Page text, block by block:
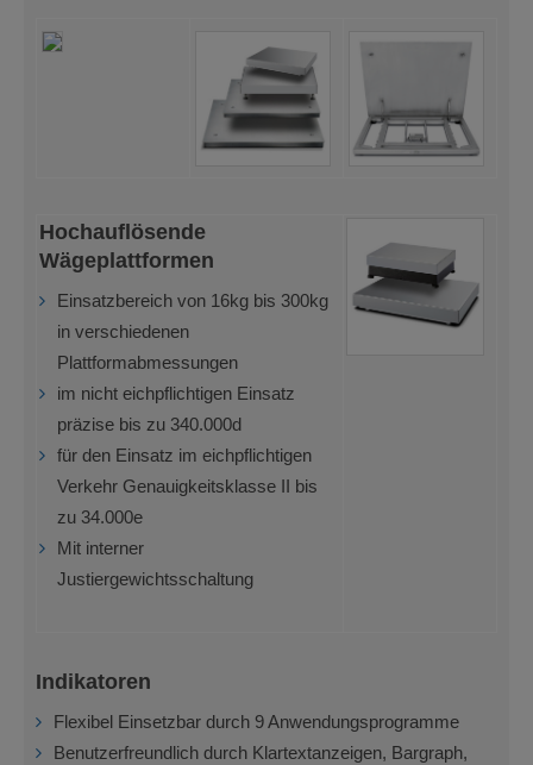
Hochauflösende
Wägeplattformen
Einsatzbereich von 16kg bis 300kg
in verschiedenen
Plattformabmessungen
im nicht eichpflichtigen Einsatz
präzise bis zu 340.000d
für den Einsatz im eichpflichtigen
Verkehr Genauigkeitsklasse II bis
zu 34.000e
Mit interner
Justiergewichtsschaltung
Indikatoren
Flexibel Einsetzbar durch 9 Anwendungsprogramme
Benutzerfreundlich durch Klartextanzeigen, Bargraph,